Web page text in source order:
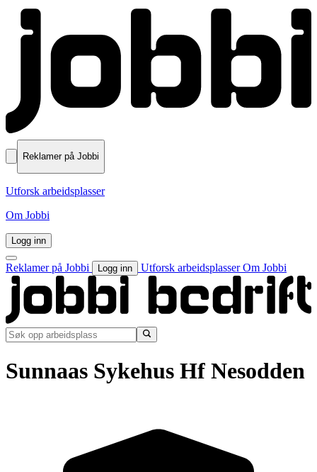
Reklamer på Jobbi
Utforsk arbeidsplasser
Om Jobbi
Logg inn
Reklamer på Jobbi Logg inn Utforsk arbeidsplasserOm Jobbi
Sunnaas Sykehus Hf Nesodden